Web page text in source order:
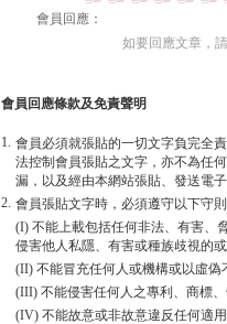
會員回應：
如要回應文章，
會員回應條款及免責聲明
1. 會員必須就張貼的一切文字負完全
法控制會員張貼之文字，亦不為任
漏，以及經由本網站張貼、發送電
2. 會員張貼文字時，必須遵守以下守
(I) 不能上載包括任何非法、有害、
侵害他人私隱、有害或種族歧視的
(II) 不能冒充任何人或機構或以虛
(III) 不能侵害任何人之專利、商標
(IV) 不能故意或非故意違反任何適